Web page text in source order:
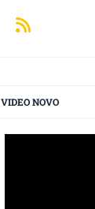
VIDEO NOVO